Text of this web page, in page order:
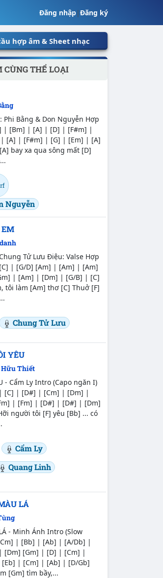
Đăng nhập|Đăng ký
hợp âm & Sheet nhạc
CÙNG THỂ LOẠI
Phi Bằng & Don Nguyễn Hợp
| [Bm] | [A] | [D] | [F#m] |
[A] | [F#m] | [G] | [Em] | [A]
bay xa qua sông mất [D]
Nguyễn
EM
Tử Lưu Điệu: Valse Hợp
| [G/D] [Am] | [Am] | [Am]
| [Am] | [Dm] | [G/B] | [C]
tôi làm [Am] thơ [C] Thuở [F]
Chung Tử Lưu
YÊU
Thiết
- Cẩm Ly Intro (Capo ngăn I)
[C] | [D#] | [Cm] | [Dm] |
| [Fm] | [D#] | [D#] | [Dm]
người tôi [F] yêu [Bb] ... có
Cẩm Ly
Quang Linh
LÁ
- Minh Ánh Intro (Slow
| [Bb] | [Ab] | [A/Db] |
[Dm] [Gm] | [D] | [Cm] |
| [Cm] | [Ab] | [D/Gb]
[Gm] tìm bầy,...